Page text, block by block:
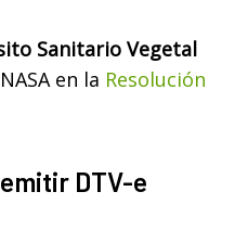
Sanitario Vegetal
en la Resolución
DTV-e